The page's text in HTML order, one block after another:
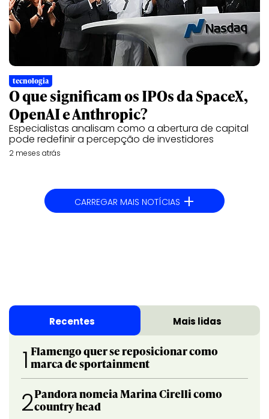
tecnologia
O que significam os IPOs da SpaceX,
OpenAI e Anthropic?
Especialistas analisam como a abertura de capital
pode redefinir a percepção de investidores
2 meses atrás
CARREGAR MAIS NOTÍCIAS +
Recentes Mais lidas
1 Flamengo quer se reposicionar como
marca de sportainment
2Pandora nomeia Marina Cirelli como
country head